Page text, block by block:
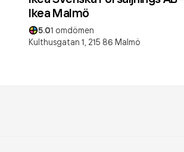
Ikea Malmö
5.01 omdömen
Kulthusgatan 1, 215 86 Malmö